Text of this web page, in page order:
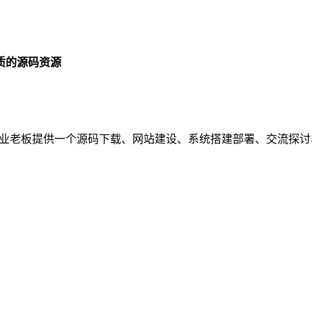
的源码资源
老板提供一个源码下载、网站建设、系统搭建部署、交流探讨